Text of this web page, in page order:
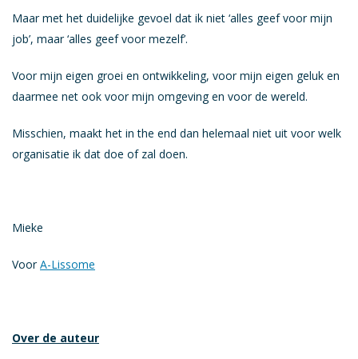
Maar met het duidelijke gevoel dat ik niet ‘alles geef voor mijn
job’, maar ‘alles geef voor mezelf’.
Voor mijn eigen groei en ontwikkeling, voor mijn eigen geluk en
daarmee net ook voor mijn omgeving en voor de wereld.
Misschien, maakt het in the end dan helemaal niet uit voor welk
organisatie ik dat doe of zal doen.
Mieke
VoorA-Lissome
Over de auteur